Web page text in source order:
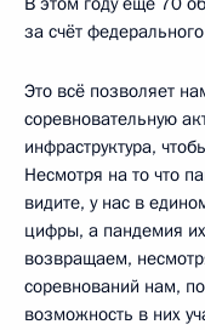
за счёт
Это всё позволяет
соревновательную
инфраструктура,
Несмотря на то что
видите, у нас в
цифры, а пандемия
возвращаем,
соревнований нам,
возможность в них